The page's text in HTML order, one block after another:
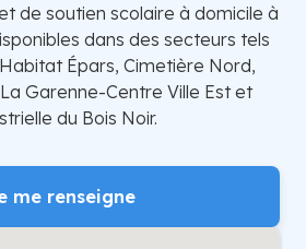
de soutien scolaire à domicile à
dans des secteurs tels
Épars, Cimetière Nord,
Garenne-Centre Ville Est et
du Bois Noir.
me renseigne